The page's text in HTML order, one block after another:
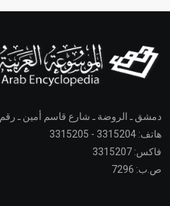
دمشق ـ الروضة ـ شارع قاسم أمين ـ رقم 39
هاتف: 3315204 - 3315205
فاكس: 3315207
ص.ب: 7296